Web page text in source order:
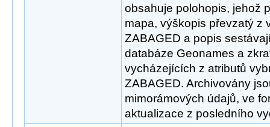
obsahuje polohopis, jehož
mapa, výškopis převzatý z
ZABAGED a popis
databáze Geonames a
vycházejících z atributů
ZABAGED. Archivovány
mimorámových údajů, ve
aktualizace z posledního